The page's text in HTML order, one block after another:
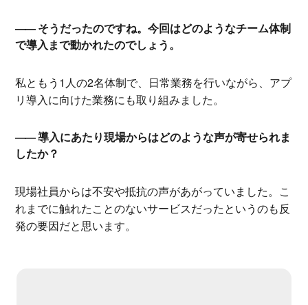
そうだったのですね。今回はどのようなチーム体制
で導入まで動かれたのでしょう。
私ともう1人の2名体制で、日常業務を行いながら、アプ
リ導入に向けた業務にも取り組みました。
導入にあたり現場からはどのような声が寄せられま
したか？
現場社員からは不安や抵抗の声があがっていました。こ
れまでに触れたことのないサービスだったというのも反
発の要因だと思います。